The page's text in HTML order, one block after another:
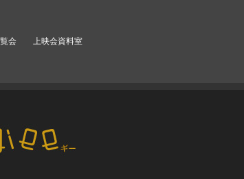
会 上映会資料室